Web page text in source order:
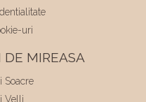
uri
DE MIREASA
Soacre
Velli